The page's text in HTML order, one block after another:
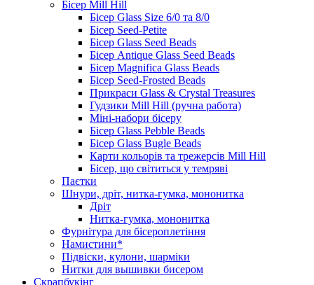
Бісер Mill Hill
Бісер Glass Size 6/0 та 8/0
Бісер Seed-Petite
Бісер Glass Seed Beads
Бісер Antique Glass Seed Beads
Бісер Magnifica Glass Beads
Бісер Seed-Frosted Beads
Прикраси Glass & Crystal Treasures
Гудзики Mill Hill (ручна работа)
Міні-набори бісеру
Бісер Glass Pebble Beads
Бісер Glass Bugle Beads
Карти кольорів та трежерсів Mill Hill
Бісер, що світиться у темряві
Паєтки
Шнури, дріт, нитка-гумка, мононитка
Дріт
Нитка-гумка, мононитка
Фурнітура для бісероплетіння
Намистини*
Підвіски, кулони, шарміки
Нитки для вышивки бисером
Скрапбукінг